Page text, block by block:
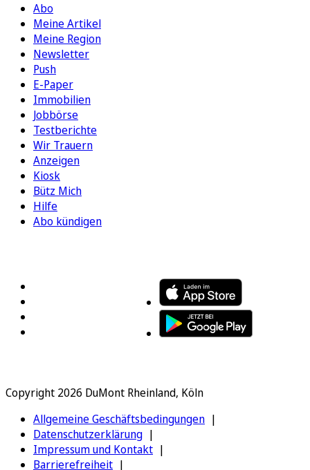
Abo
Meine Artikel
Meine Region
Newsletter
Push
E-Paper
Immobilien
Jobbörse
Testberichte
Wir Trauern
Anzeigen
Kiosk
Bütz Mich
Hilfe
Abo kündigen
Copyright 2026 DuMont Rheinland, Köln
Allgemeine Geschäftsbedingungen
Datenschutzerklärung
Impressum und Kontakt
Barrierefreiheit